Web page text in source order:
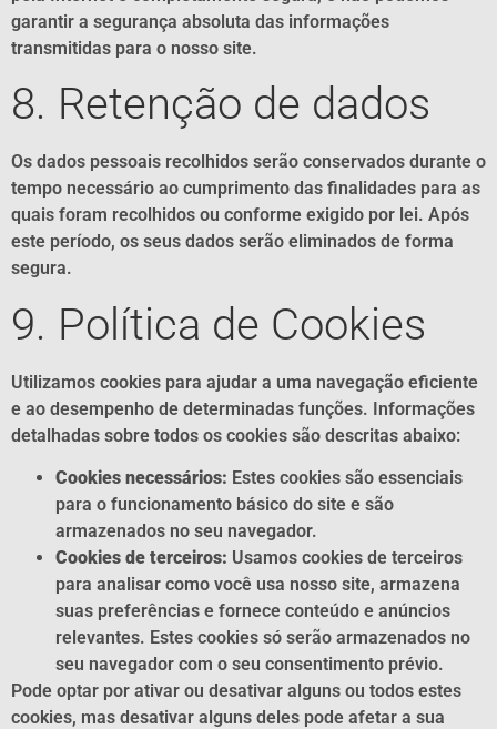
garantir a segurança absoluta das informações
transmitidas para o nosso site.
8. Retenção de dados
Os dados pessoais recolhidos serão conservados durante o
tempo necessário ao cumprimento das finalidades para as
quais foram recolhidos ou conforme exigido por lei. Após
este período, os seus dados serão eliminados de forma
segura.
9. Política de Cookies
Utilizamos cookies para ajudar a uma navegação eficiente
e ao desempenho de determinadas funções. Informações
detalhadas sobre todos os cookies são descritas abaixo:
Cookies necessários: Estes cookies são essenciais
para o funcionamento básico do site e são
armazenados no seu navegador.
Cookies de terceiros: Usamos cookies de terceiros
para analisar como você usa nosso site, armazena
suas preferências e fornece conteúdo e anúncios
relevantes. Estes cookies só serão armazenados no
seu navegador com o seu consentimento prévio.
Pode optar por ativar ou desativar alguns ou todos estes
cookies, mas desativar alguns deles pode afetar a sua